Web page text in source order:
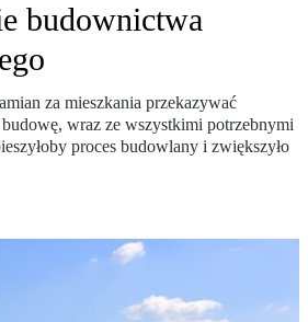
budownictwa
za mieszkania przekazywać
wraz ze wszystkimi potrzebnymi
proces budowlany i zwiększyło